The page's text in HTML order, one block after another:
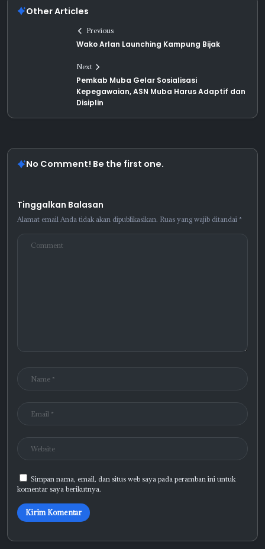
Other Articles
Previous
Wako Arlan Launching Kampung Bijak
Next
Pemkab Muba Gelar Sosialisasi
Kepegawaian, ASN Muba Harus Adaptif dan
Disiplin
No Comment! Be the first one.
Tinggalkan Balasan
Alamat email Anda tidak akan dipublikasikan. Ruas yang wajib ditandai *
Simpan nama, email, dan situs web saya pada peramban ini untuk
komentar saya berikutnya.